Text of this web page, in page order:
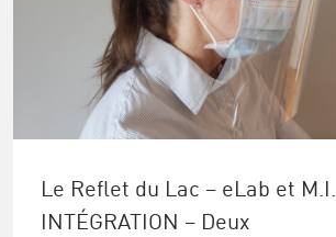
Le Reflet du Lac – eLab et M.I.
INTÉGRATION – Deux